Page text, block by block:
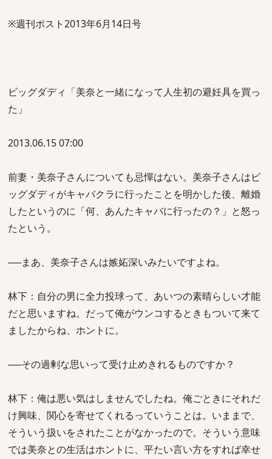
※週刊ポスト2013年6月14日号
ビッグダディ「美奈と一緒になって人生初の避妊具を買っ
た」
2013.06.15 07:00
前妻・美奈子さんについても忌憚はない。美奈子さんはビ
ッグダディがキャバクラに行ったことを明かした後、離婚
したというのに「何、あんたキャバに行ったの？」と怒っ
たという。
──まあ、美奈子さんは嫉妬深いみたいですよね。
林下：自分の男に全力投球って、あいつの素晴らしい才能
だと思いますね。だって俺がウンコするときもついて来て
ましたからね、ホントに。
──その過剰な思いって受け止めきれるものですか？
林下：俺は悪い気はしませんでしたね。俺ごときにそれだ
け興味、関心を寄せてくれるっていうことは。いままで、
そういう扱いをされたことがなかったので。そういう意味
では美奈との生活はホントに、平たい言い方をすれば幸せ